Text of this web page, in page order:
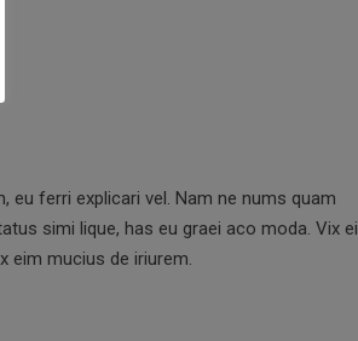
ferri explicari vel. Nam ne nums quam
simi lique, has eu graei aco moda. Vix ei
eim mucius de iriurem.